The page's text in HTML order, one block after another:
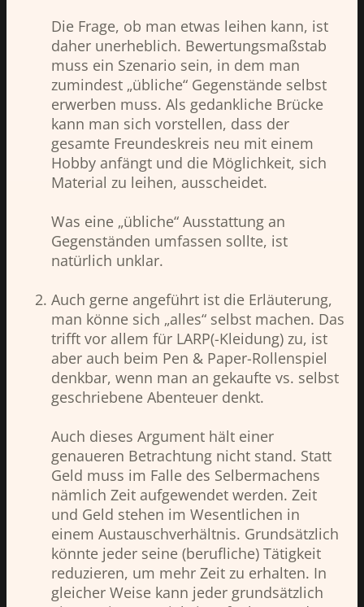
Die Frage, ob man etwas leihen kann, ist
daher unerheblich. Bewertungsmaßstab
muss ein Szenario sein, in dem man
zumindest „übliche“ Gegenstände selbst
erwerben muss. Als gedankliche Brücke
kann man sich vorstellen, dass der
gesamte Freundeskreis neu mit einem
Hobby anfängt und die Möglichkeit, sich
Material zu leihen, ausscheidet.
Was eine „übliche“ Ausstattung an
Gegenständen umfassen sollte, ist
natürlich unklar.
Auch gerne angeführt ist die Erläuterung,
man könne sich „alles“ selbst machen. Das
trifft vor allem für LARP(-Kleidung) zu, ist
aber auch beim Pen & Paper-Rollenspiel
denkbar, wenn man an gekaufte vs. selbst
geschriebene Abenteuer denkt.
Auch dieses Argument hält einer
genaueren Betrachtung nicht stand. Statt
Geld muss im Falle des Selbermachens
nämlich Zeit aufgewendet werden. Zeit
und Geld stehen im Wesentlichen in
einem Austauschverhältnis. Grundsätzlich
könnte jeder seine (berufliche) Tätigkeit
reduzieren, um mehr Zeit zu erhalten. In
gleicher Weise kann jeder grundsätzlich